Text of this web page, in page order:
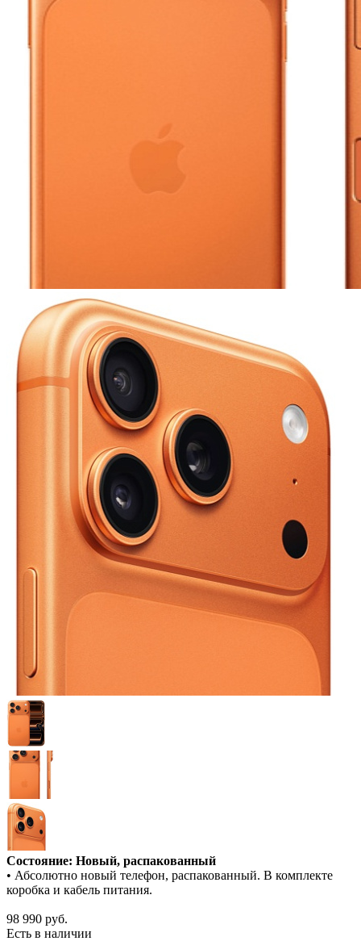
Состояние: Новый, распакованный
• Абсолютно новый телефон, распакованный. В комплекте
коробка и кабель питания.
98 990 руб.
Есть в наличии